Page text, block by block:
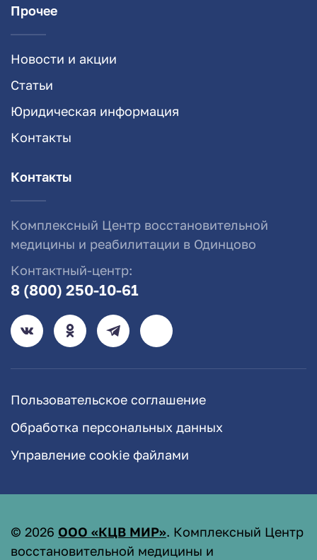
Прочее
Новости и акции
Статьи
Юридическая информация
Контакты
Контакты
Комплексный Центр восстановительной
медицины и реабилитации в Одинцово
Контактный-центр:
8 (800) 250-10-61
Пользовательское соглашение
Обработка персональных данных
Управление cookie файлами
© 2026 ООО «КЦВ МИР». Комплексный Центр
восстановительной медицины и